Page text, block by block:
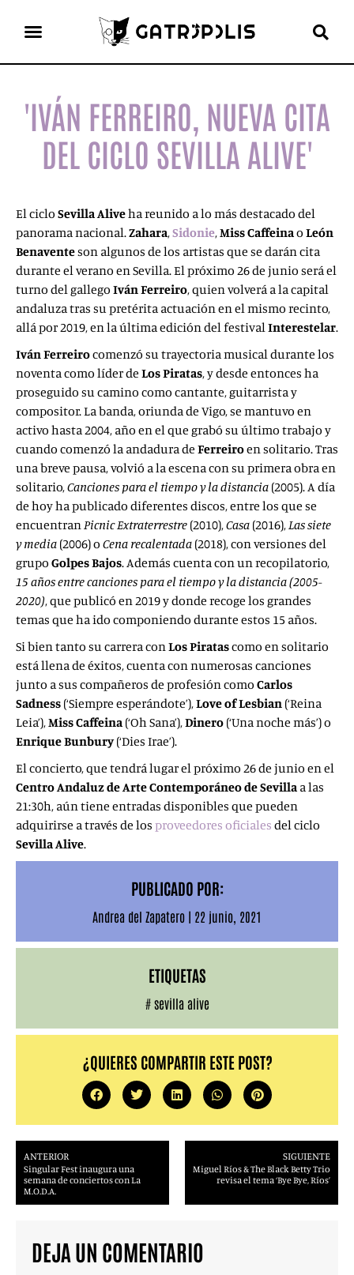
'IVÁN FERREIRO, NUEVA CITA
DEL CICLO SEVILLA ALIVE'
El ciclo Sevilla Aliveha reunido a lo más destacado del
panorama nacional.Zahara,Sidonie,MissCaffeinao León
Benaventeson algunos de los artistas que se darán cita
durante el verano en Sevilla. El próximo 26 de junio será el
turno del gallego Iván Ferreiro, quien volverá a la capital
andaluza tras su pretérita actuación en el mismo recinto,
allá por 2019, en la última edición del festivalInterestelar.
Iván Ferreirocomenzó su trayectoria musical durante los
noventa como líder de Los Piratas, y desde entonces ha
proseguido su camino como cantante, guitarrista y
compositor. La banda, oriunda de Vigo, se mantuvo en
activo hasta 2004, año en el que grabó su último trabajo y
cuando comenzó la andadura de Ferreiroen solitario. Tras
una breve pausa, volvió a la escena con su primera obra en
solitario,Canciones para el tiempo y la distancia (2005). A día
de hoy ha publicado diferentes discos, entre los que se
encuentranPicnic Extraterrestre (2010),Casa (2016),Las siete
y media (2006) o Cena recalentada (2018), con versiones del
grupo Golpes Bajos. Además cuenta con un recopilatorio,
15 años entre canciones para el tiempo y la distancia (2005-
2020), que publicó en 2019 y donde recoge los grandes
temas que ha ido componiendo durante estos 15 años.
Si bien tanto su carrera conLos Piratascomo en solitario
está llena de éxitos, cuenta con numerosas canciones
junto a sus compañeros de profesión como Carlos
Sadness (‘Siempre esperándote’),Love of Lesbian (‘Reina
Leia’),Miss Caffeina (‘Oh Sana’),Dinero (‘Una noche más’) o
Enrique Bunbury(‘Dies Irae’).
El concierto, que tendrá lugar el próximo 26 de junio en el
Centro Andaluz de Arte Contemporáneo de Sevilla a las
21:30h, aún tiene entradas disponibles que pueden
adquirirse a través de los proveedores oficiales del ciclo
Sevilla Alive.
PUBLICADO POR:
Andrea del Zapatero | 22 junio, 2021
ETIQUETAS
# sevilla alive
¿QUIERES COMPARTIR ESTE POST?
ANTERIOR
Singular Fest inaugura una
semana de conciertos con La
M.O.D.A.
SIGUIENTE
Miguel Ríos & The Black Betty Trio
revisa el tema ‘Bye Bye, Ríos’
DEJA UN COMENTARIO